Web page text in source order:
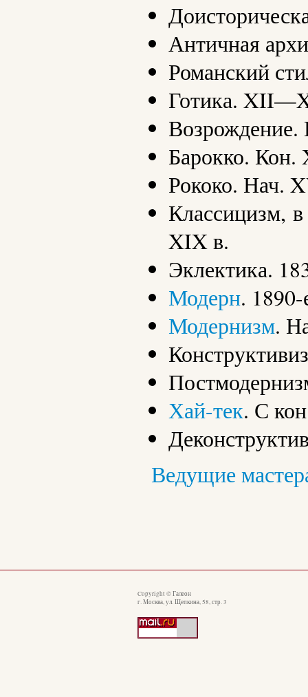
Античная
Романский
Готика.
Барокко.
Рококо. Нач.
Классицизм,
XIX в.
Эклектика.
Модерн.
Модернизм.
Хай-тек. С
Ведущие
Copyright © Галеон
г. Москва, ул. Щепкина, 58, стр. 3